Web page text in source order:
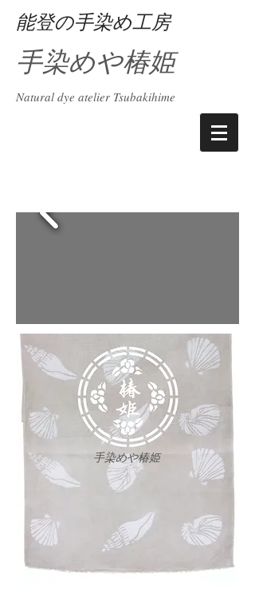
能登の手染め工房
手染めや椿姫
Natural dye atelier Tsubakihime
手染めや椿姫